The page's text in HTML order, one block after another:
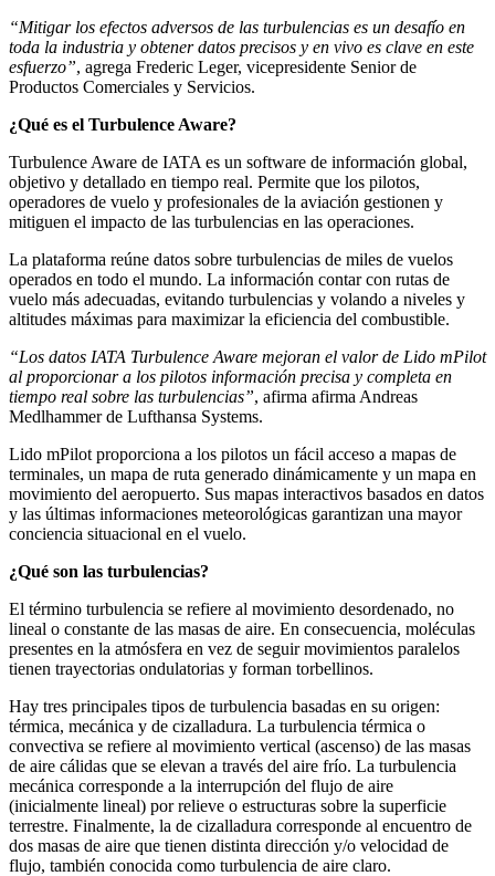
“Mitigar los efectos adversos de las turbulencias es un desafío en
toda la industria y obtener datos precisos y en vivo es clave en este
esfuerzo”, agrega Frederic Leger, vicepresidente Senior de
Productos Comerciales y Servicios.
¿Qué es el Turbulence Aware?
Turbulence Aware de IATA es un software de información global,
objetivo y detallado en tiempo real. Permite que los pilotos,
operadores de vuelo y profesionales de la aviación gestionen y
mitiguen el impacto de las turbulencias en las operaciones.
La plataforma reúne datos sobre turbulencias de miles de vuelos
operados en todo el mundo. La información contar con rutas de
vuelo más adecuadas, evitando turbulencias y volando a niveles y
altitudes máximas para maximizar la eficiencia del combustible.
“Los datos IATA Turbulence Aware mejoran el valor de Lido mPilot
al proporcionar a los pilotos información precisa y completa en
tiempo real sobre las turbulencias”, afirma afirma Andreas
Medlhammer de Lufthansa Systems.
Lido mPilot proporciona a los pilotos un fácil acceso a mapas de
terminales, un mapa de ruta generado dinámicamente y un mapa en
movimiento del aeropuerto. Sus mapas interactivos basados en datos
y las últimas informaciones meteorológicas garantizan una mayor
conciencia situacional en el vuelo.
¿Qué son las turbulencias?
El término turbulencia se refiere al movimiento desordenado, no
lineal o constante de las masas de aire. En consecuencia, moléculas
presentes en la atmósfera en vez de seguir movimientos paralelos
tienen trayectorias ondulatorias y forman torbellinos.
Hay tres principales tipos de turbulencia basadas en su origen:
térmica, mecánica y de cizalladura. La turbulencia térmica o
convectiva se refiere al movimiento vertical (ascenso) de las masas
de aire cálidas que se elevan a través del aire frío. La turbulencia
mecánica corresponde a la interrupción del flujo de aire
(inicialmente lineal) por relieve o estructuras sobre la superficie
terrestre. Finalmente, la de cizalladura corresponde al encuentro de
dos masas de aire que tienen distinta dirección y/o velocidad de
flujo, también conocida como turbulencia de aire claro.